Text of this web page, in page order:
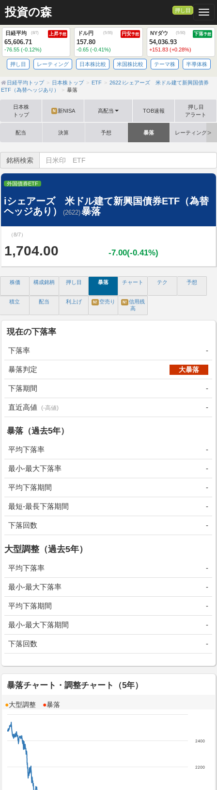
投資の森 押し目
日経平均 (8/7) 上昇予想
65,606.71
-76.55 (-0.12%)
ドル円 (5:55) 円安予想
157.80
-0.65 (-0.41%)
NYダウ (5:50) 下落予想
54,036.93
+151.83 (+0.28%)
押し目 レーティング 日本株比較 米国株比較 テーマ株 半導体株
日経平均トップ 日本株トップ ETF
2622 iシェアーズ 米ドル建て新興国債券
ETF（為替ヘッジあり）
暴落
日本株
トップ
N 新NISA 高配当 TOB速報
押し目
アラート
配当 決算 予想 暴落 レーティング格
銘柄検索
外国債券ETF
iシェアーズ 米ドル建て新興国債券ETF（為替
ヘッジあり）
(2622)暴落
（8/7）
1,704.00 -7.00(-0.41%)
株価 構成銘柄 押し目 暴落 チャート テク 予想
積立 配当 利上げ N! 空売り N! 信用残
高
現在の下落率
下落率 -
暴落判定 大暴落
下落期間 -
直近高値 (-高値) -
暴落（過去5年）
平均下落率 -
最小-最大下落率 -
平均下落期間 -
最短-最長下落期間 -
下落回数 -
大型調整（過去5年）
平均下落率 -
最小-最大下落率 -
平均下落期間 -
最小-最大下落期間 -
下落回数 -
暴落チャート・調整チャート（5年）
●大型調整 ●暴落
2200
2400